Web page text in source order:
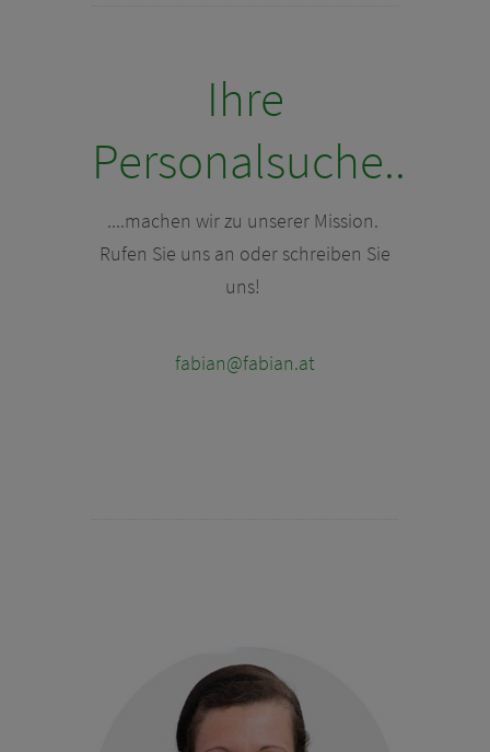
Ihre
Personalsuche..
....machen wir zu unserer Mission.
Rufen Sie uns an oder schreiben Sie
uns!
fabian@fabian.at